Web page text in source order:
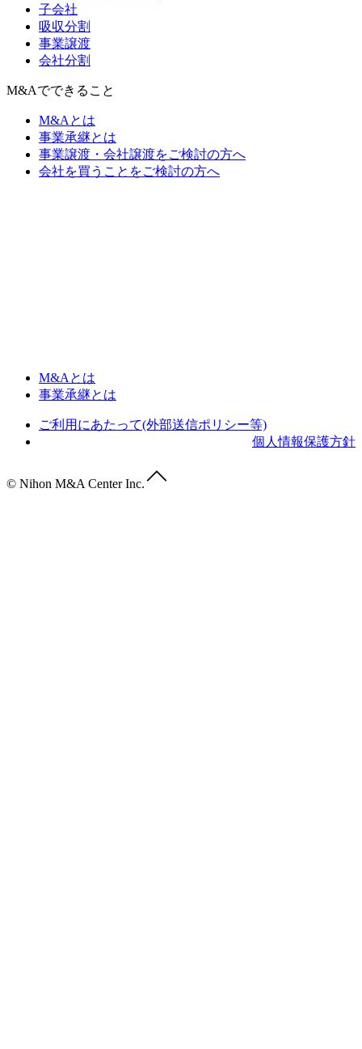
子会社
吸収分割
事業譲渡
会社分割
M&Aでできること
M&Aとは
事業承継とは
事業譲渡・会社譲渡をご検討の方へ
会社を買うことをご検討の方へ
M&Aとは
事業承継とは
ご利用にあたって(外部送信ポリシー等)
個人情報保護方針
© Nihon M&A Center Inc.